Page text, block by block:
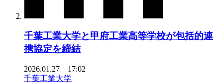
千葉工業大学と甲府工業高等学校が包括的連
携協定を締結
2026.01.27 17:02
千葉工業大学